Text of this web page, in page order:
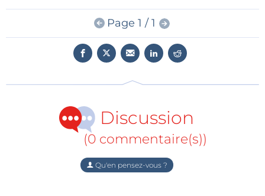
défense. Avec notre solution système, nous contribuons
de manière significative à l'amélioration des systèmes
de surveillance. »
Page 1 / 1
Discussion
(0 commentaire(s))
Qu'en pensez-vous ?